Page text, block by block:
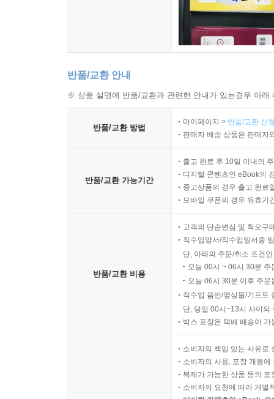
반품/교환 안내
※ 상품 설명에 반품/교환과 관련한 안내가 있는경우 아
반품/교환 방법
마이페이지 > 반품/교환 신
판매자 배송 상품은 판매자
반품/교환 가능기간
출고 완료 후 10일 이내의
디지털 콘텐츠인 eBook의
중고상품의 경우 출고 완료
모바일 쿠폰의 경우 유효기
반품/교환 비용
고객의 단순변심 및 착오구
직수입양서/직수입일서중
단, 아래의 주문/취소 조건
오늘 00시 ~ 06시 30분
오늘 06시 30분 이후 주
직수입 음반/영상물/기프트
단, 당일 00시~13시 사이의
박스 포장은 택배 배송이
소비자의 책임 있는 사유로
소비자의 사용, 포장 개봉
복제가 가능한 상품 등의
소비자의 요청에 따라 개별